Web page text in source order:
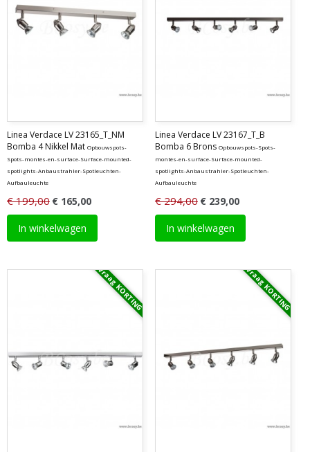
Linea Verdace LV 23165_T_NM
Bomba 4 Nikkel Mat Opbouwspots-
Spots-montés-en-surface-Surface-mounted-
spotlights-Anbaustrahler-Spotleuchten-
Aufbauleuchte
€ 199,00 € 165,00
In winkelwagen
Linea Verdace LV 23167_T_B
Bomba 6 Brons Opbouwspots-Spots-
montés-en-surface-Surface-mounted-
spotlights-Anbaustrahler-Spotleuchten-
Aufbauleuchte
€ 294,00 € 239,00
In winkelwagen
Vraag KORTING Vraag KORTING